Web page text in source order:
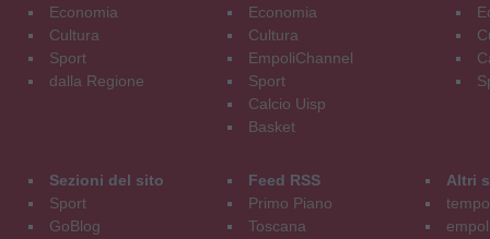
Economia
Cultura
Sport
dalla Regione
Economia
Cultura
EmpoliChannel
Sport
Calcio Uisp
Basket
Sezioni del sito
Sport
GoBlog
Feed RSS
Primo Piano
Toscana
Altri